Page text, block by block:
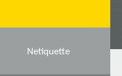
Netiquette